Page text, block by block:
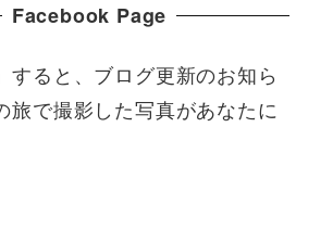
Facebook Page
すると、ブログ更新のお知ら
旅で撮影した写真があなたに